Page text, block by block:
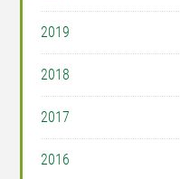
2019
2018
2017
2016